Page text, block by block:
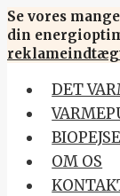
Skip
to
content
Se vores
din
DET
BIOPEJSE
OM OS